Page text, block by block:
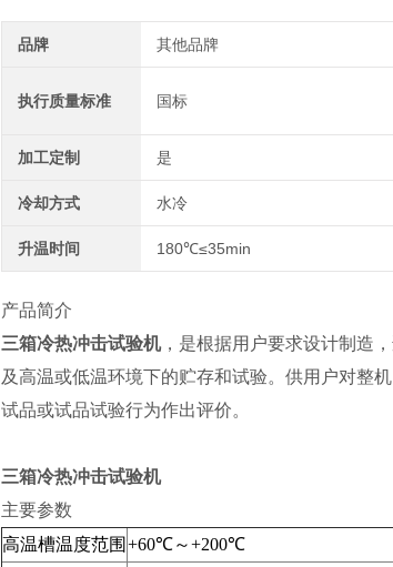
品牌 其他品牌
执行质量标准 国标
加工定制 是
冷却方式 水冷
升温时间 180℃≤35min
产品简介
三箱冷热冲击试验机，是根据用户要求设计制造
及高温或低温环境下的贮存和试验。供用户对整
试品或试品试验行为作出评价。
三箱冷热冲击试验机
主要参数
高温槽温度范围 +60℃～+200℃